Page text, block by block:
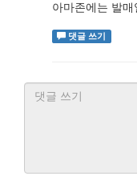
아마존에는 발
댓글 쓰기